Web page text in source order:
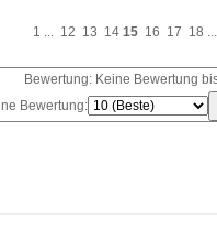
1 ... 12 13 14 15 16 17 18 ...
Bewertung: Keine Bewertung
Bewertung: